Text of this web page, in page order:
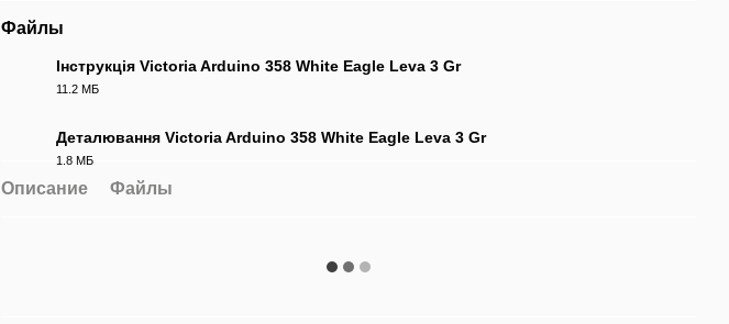
Файлы
Інструкція Victoria Arduino 358 White Eagle Leva 3 Gr
11.2 МБ
Деталювання Victoria Arduino 358 White Eagle Leva 3 Gr
1.8 МБ
Описание Файлы